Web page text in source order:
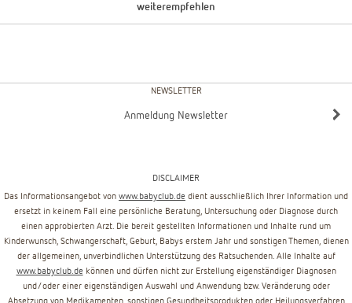
weiterempfehlen
NEWSLETTER
Anmeldung Newsletter
DISCLAIMER
Das Informationsangebot von www.babyclub.de dient ausschließlich Ihrer Information und
ersetzt in keinem Fall eine persönliche Beratung, Untersuchung oder Diagnose durch
einen approbierten Arzt. Die bereit gestellten Informationen und Inhalte rund um
Kinderwunsch, Schwangerschaft, Geburt, Babys erstem Jahr und sonstigen Themen, dienen
der allgemeinen, unverbindlichen Unterstützung des Ratsuchenden. Alle Inhalte auf
www.babyclub.de können und dürfen nicht zur Erstellung eigenständiger Diagnosen
und/oder einer eigenständigen Auswahl und Anwendung bzw. Veränderung oder